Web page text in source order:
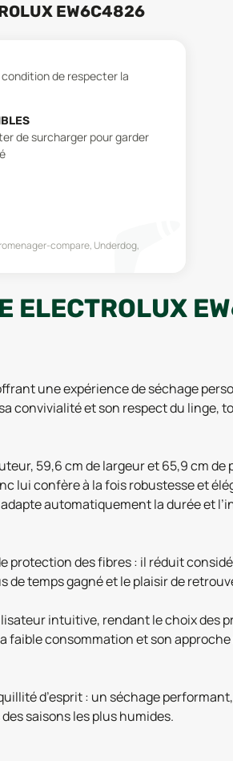
EW6C4826
de respecter la
de surcharger pour garder
compare, Underdog,
ELECTROLUX
une expérience de séchage
convivialité et son respect du
59,6 cm de largeur et 65,9 cm
lui confère à la fois robustesse et
automatiquement la durée et
protection des fibres : il réduit
temps gagné et le plaisir de
intuitive, rendant le choix des
faible consommation et son
d’esprit : un séchage
saisons les plus humides.